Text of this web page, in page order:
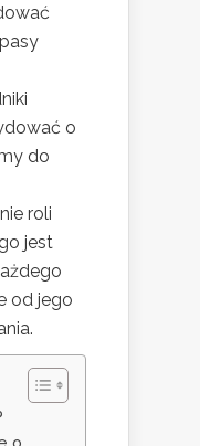
o
do
roli
jest
od jego
o